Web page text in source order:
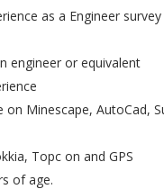
as a Engineer
engineer or equivalent
on Minescape, AutoCad,
Topc on and GPS
of age.